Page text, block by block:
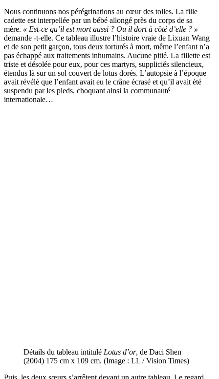
Nous continuons nos pérégrinations au cœur des toiles. La fille
cadette est interpellée par un bébé allongé près du corps de sa
mère. « Est-ce qu’il est mort aussi ? Ou il dort à côté d’elle ? »
demande -t-elle. Ce tableau illustre l’histoire vraie de Lixuan Wang
et de son petit garçon, tous deux torturés à mort, même l’enfant n’a
pas échappé aux traitements inhumains. Aucune pitié. La fillette est
triste et désolée pour eux, pour ces martyrs, suppliciés silencieux,
étendus là sur un sol couvert de lotus dorés. L’autopsie à l’époque
avait révélé que l’enfant avait eu le crâne écrasé et qu’il avait été
suspendu par les pieds, choquant ainsi la communauté
internationale…
Détails du tableau intitulé Lotus d’or, de Daci Shen
(2004) 175 cm x 109 cm. (Image : LL / Vision Times)